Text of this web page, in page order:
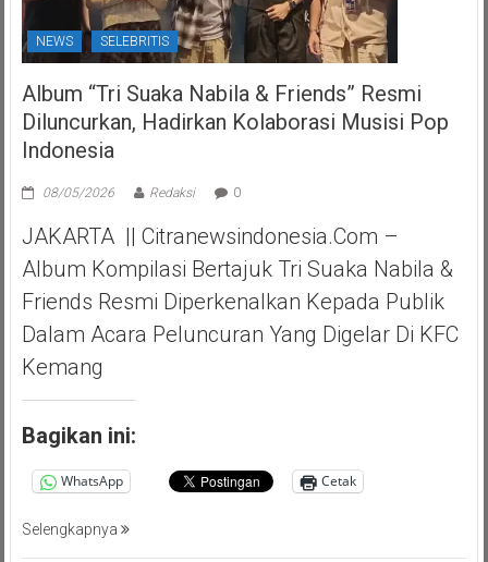
NEWS SELEBRITIS
Album “Tri Suaka Nabila & Friends” Resmi
Diluncurkan, Hadirkan Kolaborasi Musisi Pop
Indonesia
08/05/2026 Redaksi 0
JAKARTA || Citranewsindonesia.com –
Album Kompilasi Bertajuk Tri Suaka Nabila &
Friends Resmi Diperkenalkan Kepada Publik
Dalam Acara Peluncuran Yang Digelar Di KFC
Kemang
Bagikan ini:
WhatsApp Cetak
Selengkapnya